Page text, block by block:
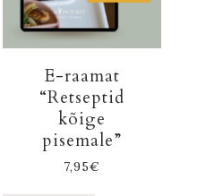
E-raamat
“Retseptid
kõige
pisemale”
7,95€